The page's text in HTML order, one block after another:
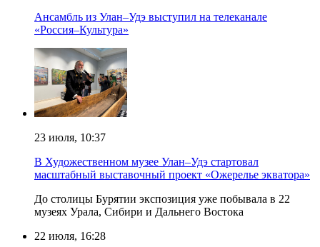
Ансамбль из Улан–Удэ выступил на телеканале
«Россия–Культура»
23 июля, 10:37
В Художественном музее Улан–Удэ стартовал
масштабный выставочный проект «Ожерелье экватора»
До столицы Бурятии экспозиция уже побывала в 22
музеях Урала, Сибири и Дальнего Востока
22 июля, 16:28